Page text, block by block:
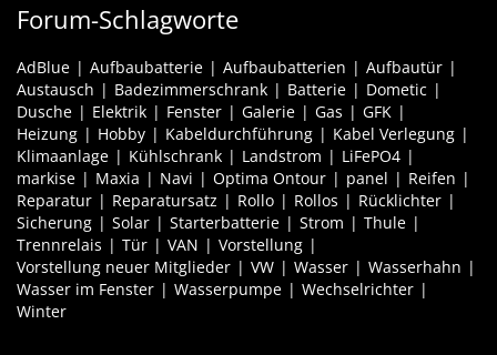
Forum-Schlagworte
AdBlue Aufbaubatterie Aufbaubatterien
Aufbautür
Austausch
Badezimmerschrank Batterie
Dometic
Dusche
Elektrik Fenster Galerie Gas
GFK
Heizung
Hobby Kabeldurchführung
Kabel Verlegung
Klimaanlage
Kühlschrank Landstrom
LiFePO4
markise
Maxia Navi Optima Ontour panel
Reifen
Reparatur
Reparatursatz Rollo Rollos
Rücklichter
Sicherung
Solar Starterbatterie Strom
Thule
Trennrelais
Tür VAN
Vorstellung
Vorstellung neuer Mitglieder
VW Wasser
Wasserhahn
Wasser im Fenster
Wasserpumpe
Wechselrichter
Winter